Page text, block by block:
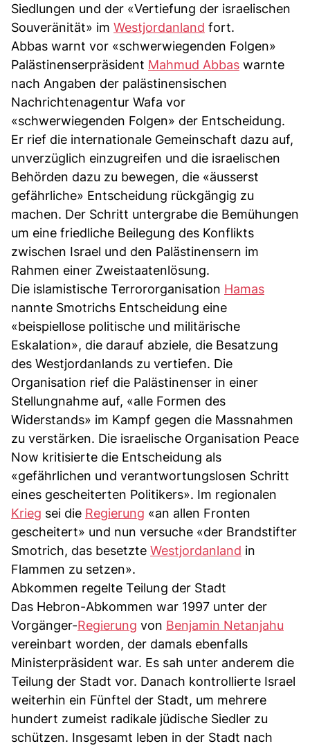
Siedlungen und der «Vertiefung der israelischen
Souveränität» im Westjordanland fort.
Abbas warnt vor «schwerwiegenden Folgen»
Palästinenserpräsident Mahmud Abbas warnte
nach Angaben der palästinensischen
Nachrichtenagentur Wafa vor
«schwerwiegenden Folgen» der Entscheidung.
Er rief die internationale Gemeinschaft dazu auf,
unverzüglich einzugreifen und die israelischen
Behörden dazu zu bewegen, die «äusserst
gefährliche» Entscheidung rückgängig zu
machen. Der Schritt untergrabe die Bemühungen
um eine friedliche Beilegung des Konflikts
zwischen Israel und den Palästinensern im
Rahmen einer Zweistaatenlösung.
Die islamistische Terrororganisation Hamas
nannte Smotrichs Entscheidung eine
«beispiellose politische und militärische
Eskalation», die darauf abziele, die Besatzung
des Westjordanlands zu vertiefen. Die
Organisation rief die Palästinenser in einer
Stellungnahme auf, «alle Formen des
Widerstands» im Kampf gegen die Massnahmen
zu verstärken. Die israelische Organisation Peace
Now kritisierte die Entscheidung als
«gefährlichen und verantwortungslosen Schritt
eines gescheiterten Politikers». Im regionalen
Krieg sei die Regierung «an allen Fronten
gescheitert» und nun versuche «der Brandstifter
Smotrich, das besetzte Westjordanland in
Flammen zu setzen».
Abkommen regelte Teilung der Stadt
Das Hebron-Abkommen war 1997 unter der
Vorgänger-Regierung von Benjamin Netanjahu
vereinbart worden, der damals ebenfalls
Ministerpräsident war. Es sah unter anderem die
Teilung der Stadt vor. Danach kontrollierte Israel
weiterhin ein Fünftel der Stadt, um mehrere
hundert zumeist radikale jüdische Siedler zu
schützen. Insgesamt leben in der Stadt nach